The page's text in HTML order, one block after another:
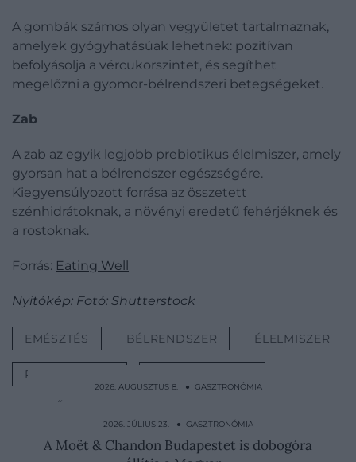
A gombák számos olyan vegyületet tartalmaznak,
amelyek gyógyhatásúak lehetnek: pozitívan
befolyásolja a vércukorszintet, és segíthet
megelőzni a gyomor-bélrendszeri betegségeket.
Zab
A zab az egyik legjobb prebiotikus élelmiszer, amely
gyorsan hat a bélrendszer egészségére.
Kiegyensúlyozott forrása az összetett
szénhidrátoknak, a növényi eredetű fehérjéknek és
a rostoknak.
Forrás: Eating Well
Nyitókép: Fotó: Shutterstock
EMÉSZTÉS BÉLRENDSZER ÉLELMISZER
PROBIOTIKUM
2026. AUGUSZTUS 8. ● GASZTRONÓMIA
Ősi módszerrel sütik az üzbég kenyeret,
ami 10 napig is…
2026. JÚLIUS 23. ● GASZTRONÓMIA
A Moët & Chandon Budapestet is dobogóra